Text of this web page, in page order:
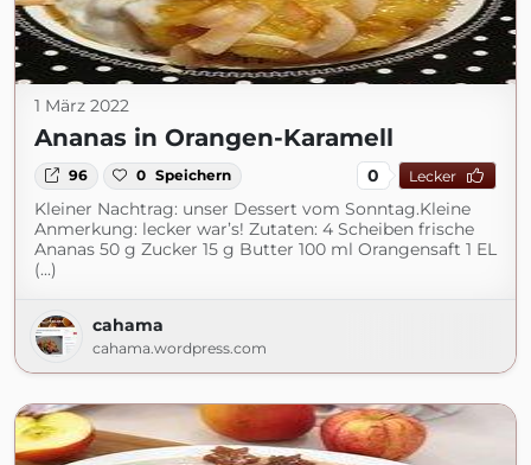
1 März 2022
Ananas in Orangen-Karamell
96 0 Speichern 0 Lecker
Kleiner Nachtrag: unser Dessert vom Sonntag.Kleine
Anmerkung: lecker war’s! Zutaten: 4 Scheiben frische
Ananas 50 g Zucker 15 g Butter 100 ml Orangensaft 1 EL
(...)
cahama
cahama.wordpress.com